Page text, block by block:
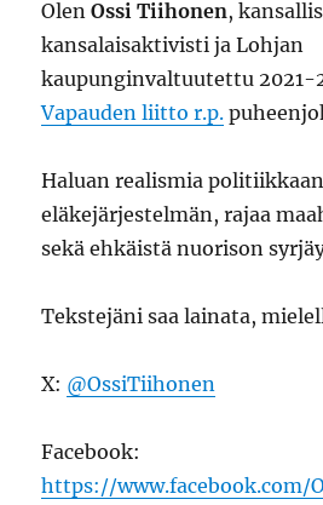
OlenOssi Tiihonen,
kansalaisaktivisti ja Lohjan
kaupunginvaltuutettu 2021-
Vapauden liitto r.p.
Haluan realismia
eläkejärjestelmän, rajaa
sekä ehkäistä nuorison
Tekstejäni saa lainata,
X: @OssiTiihonen
Facebook:
https://www.facebook.com/